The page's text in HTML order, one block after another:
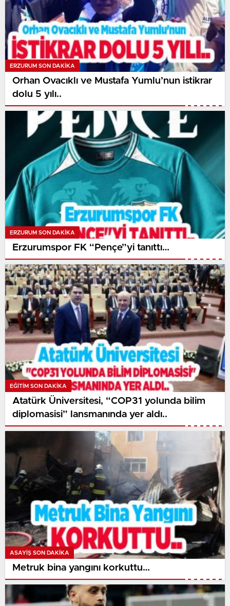
ERZURUM SON DAKİKA
Orhan Ovacıklı ve Mustafa Yumlu’nun istikrar
dolu 5 yılı..
ERZURUM SON DAKİKA
Erzurumspor FK “Pençe”yi tanıttı…
EĞITIM SON DAKİKA
Atatürk Üniversitesi, “COP31 yolunda bilim
diplomasisi” lansmanında yer aldı..
ASAYİŞ SON DAKİKA
Metruk bina yangını korkuttu…